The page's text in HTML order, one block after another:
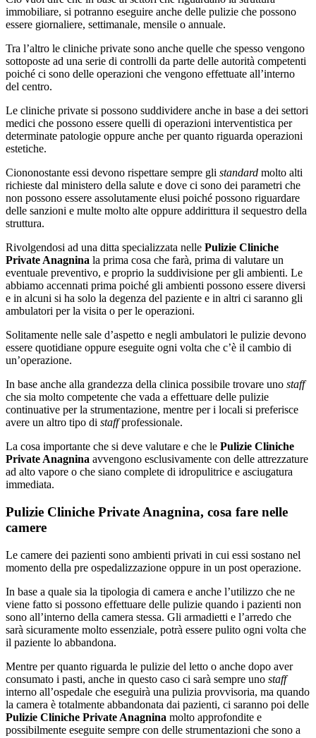
immobiliare, si potranno eseguire anche delle pulizie che possono
essere giornaliere, settimanale, mensile o annuale.
Tra l’altro le cliniche private sono anche quelle che spesso vengono
sottoposte ad una serie di controlli da parte delle autorità competenti
poiché ci sono delle operazioni che vengono effettuate all’interno
del centro.
Le cliniche private si possono suddividere anche in base a dei settori
medici che possono essere quelli di operazioni interventistica per
determinate patologie oppure anche per quanto riguarda operazioni
estetiche.
Ciononostante essi devono rispettare sempre gli standard molto alti
richieste dal ministero della salute e dove ci sono dei parametri che
non possono essere assolutamente elusi poiché possono riguardare
delle sanzioni e multe molto alte oppure addirittura il sequestro della
struttura.
Rivolgendosi ad una ditta specializzata nelle Pulizie Cliniche
Private Anagnina la prima cosa che farà, prima di valutare un
eventuale preventivo, e proprio la suddivisione per gli ambienti. Le
abbiamo accennati prima poiché gli ambienti possono essere diversi
e in alcuni si ha solo la degenza del paziente e in altri ci saranno gli
ambulatori per la visita o per le operazioni.
Solitamente nelle sale d’aspetto e negli ambulatori le pulizie devono
essere quotidiane oppure eseguite ogni volta che c’è il cambio di
un’operazione.
In base anche alla grandezza della clinica possibile trovare uno staff
che sia molto competente che vada a effettuare delle pulizie
continuative per la strumentazione, mentre per i locali si preferisce
avere un altro tipo di staffprofessionale.
La cosa importante che si deve valutare e che le Pulizie Cliniche
Private Anagnina avvengono esclusivamente con delle attrezzature
ad alto vapore o che siano complete di idropulitrice e asciugatura
immediata.
Pulizie Cliniche Private Anagnina, cosa fare nelle
camere
Le camere dei pazienti sono ambienti privati in cui essi sostano nel
momento della pre ospedalizzazione oppure in un post operazione.
In base a quale sia la tipologia di camera e anche l’utilizzo che ne
viene fatto si possono effettuare delle pulizie quando i pazienti non
sono all’interno della camera stessa. Gli armadietti e l’arredo che
sarà sicuramente molto essenziale, potrà essere pulito ogni volta che
il paziente lo abbandona.
Mentre per quanto riguarda le pulizie del letto o anche dopo aver
consumato i pasti, anche in questo caso ci sarà sempre uno staff
interno all’ospedale che eseguirà una pulizia provvisoria, ma quando
la camera è totalmente abbandonata dai pazienti, ci saranno poi delle
Pulizie Cliniche Private Anagnina molto approfondite e
possibilmente eseguite sempre con delle strumentazioni che sono a